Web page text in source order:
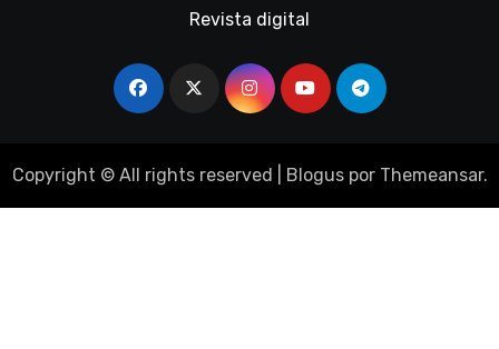
Revista digital
Copyright © All rights reserved Bloguspor Themeansar.